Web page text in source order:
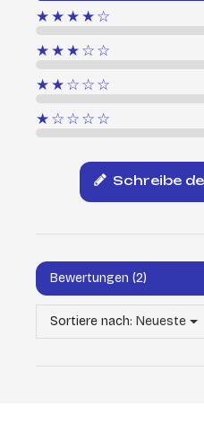
★★★★☆
★★★☆☆
★★☆☆☆
★☆☆☆☆
Schreibe
Bewertungen (2)
Sortiere nach: Neueste